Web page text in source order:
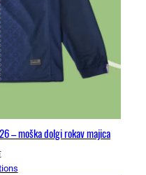
– moška dolgi rokav majica